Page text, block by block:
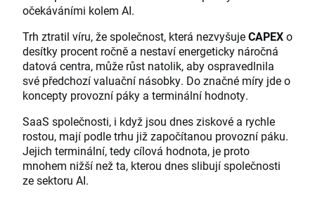
očekáváními kolem AI.
Trh ztratil víru, že společnost, která nezvyšujeCAPEXo
desítky procent ročně a nestaví energeticky náročná
datová centra, může růst natolik, aby ospravedlnila
své předchozí valuační násobky. Do značné míry jde o
koncepty provozní páky a terminální hodnoty.
SaaS společnosti, i když jsou dnes ziskové a rychle
rostou, mají podle trhu již započítanou provozní páku.
Jejich terminální, tedy cílová hodnota, je proto
mnohem nižší než ta, kterou dnes slibují společnosti
ze sektoru AI.